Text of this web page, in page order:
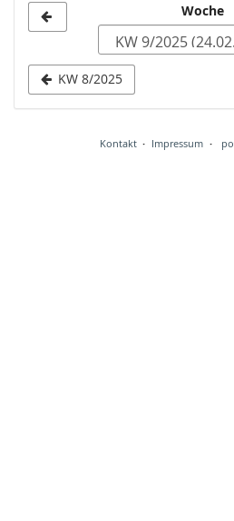
zur
Anzeige
auswählen
Woche
KW 8/2025
Kontakt Impressum